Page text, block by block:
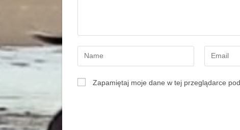
Zapamiętaj moje dane w tej przeglądarce